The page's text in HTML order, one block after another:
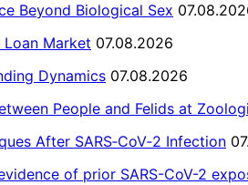
Beyond Biological Sex
Market 07.08.2026
Dynamics 07.08.2026
People and Felids at
After SARS‐CoV‐2 Infection
of prior SARS-CoV-2